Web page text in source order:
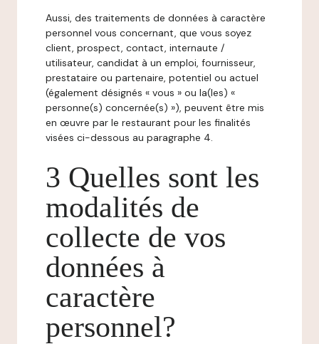
Aussi, des traitements de données à caractère
personnel vous concernant, que vous soyez
client, prospect, contact, internaute /
utilisateur, candidat à un emploi, fournisseur,
prestataire ou partenaire, potentiel ou actuel
(également désignés « vous » ou la(les) «
personne(s) concernée(s) »), peuvent être mis
en œuvre par le restaurant pour les finalités
visées ci-dessous au paragraphe 4.
3 Quelles sont les
modalités de
collecte de vos
données à
caractère
personnel?